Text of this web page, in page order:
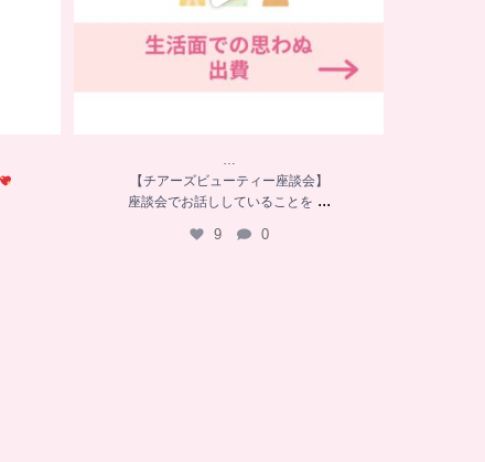
…
【チアーズビューティー座談会】
座談会でお話ししていることを ...
9 0